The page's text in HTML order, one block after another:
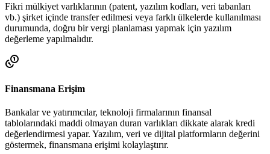
Fikri mülkiyet varlıklarının (patent, yazılım kodları, veri tabanları
vb.) şirket içinde transfer edilmesi veya farklı ülkelerde kullanılması
durumunda, doğru bir vergi planlaması yapmak için yazılım
değerleme yapılmalıdır.
Finansmana Erişim
Bankalar ve yatırımcılar, teknoloji firmalarının finansal
tablolarındaki maddi olmayan duran varlıkları dikkate alarak kredi
değerlendirmesi yapar. Yazılım, veri ve dijital platformların değerini
göstermek, finansmana erişimi kolaylaştırır.